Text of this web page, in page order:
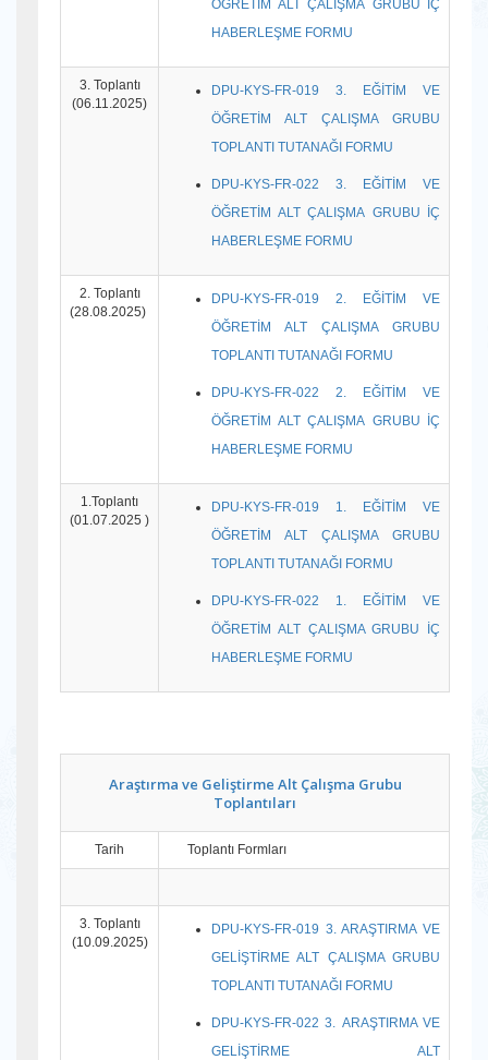
ÖĞRETİM ALT ÇALIŞMA GRUBU İÇ
HABERLEŞME FORMU
3. Toplantı
(06.11.2025)
DPU-KYS-FR-019 3. EĞİTİM VE
ÖĞRETİM ALT ÇALIŞMA GRUBU
TOPLANTI TUTANAĞI FORMU
DPU-KYS-FR-022 3. EĞİTİM VE
ÖĞRETİM ALT ÇALIŞMA GRUBU İÇ
HABERLEŞME FORMU
2. Toplantı
(28.08.2025)
DPU-KYS-FR-019 2. EĞİTİM VE
ÖĞRETİM ALT ÇALIŞMA GRUBU
TOPLANTI TUTANAĞI FORMU
DPU-KYS-FR-022 2. EĞİTİM VE
ÖĞRETİM ALT ÇALIŞMA GRUBU İÇ
HABERLEŞME FORMU
1.Toplantı
(01.07.2025 )
DPU-KYS-FR-019 1. EĞİTİM VE
ÖĞRETİM ALT ÇALIŞMA GRUBU
TOPLANTI TUTANAĞI FORMU
DPU-KYS-FR-022 1. EĞİTİM VE
ÖĞRETİM ALT ÇALIŞMA GRUBU İÇ
HABERLEŞME FORMU
Araştırma ve Geliştirme Alt Çalışma Grubu
Toplantıları
Tarih Toplantı Formları
3. Toplantı
(10.09.2025)
DPU-KYS-FR-019 3. ARAŞTIRMA VE
GELİŞTİRME ALT ÇALIŞMA GRUBU
TOPLANTI TUTANAĞI FORMU
DPU-KYS-FR-022 3. ARAŞTIRMA VE
GELİŞTİRME ALT